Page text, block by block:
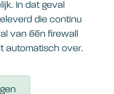
In dat geval
die continu
van één firewall
automatisch over.